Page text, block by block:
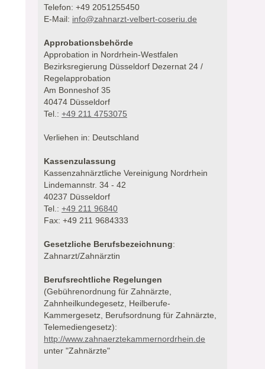
Telefon: +49 2051255450
E-Mail: info@zahnarzt-velbert-coseriu.de
Approbationsbehörde
Approbation in Nordrhein-Westfalen
Bezirksregierung Düsseldorf Dezernat 24 /
Regelapprobation
Am Bonneshof 35
40474 Düsseldorf
Tel.: +49 211 4753075
Verliehen in: Deutschland
Kassenzulassung
Kassenzahnärztliche Vereinigung Nordrhein
Lindemannstr. 34 - 42
40237 Düsseldorf
Tel.: +49 211 96840
Fax: +49 211 9684333
Gesetzliche Berufsbezeichnung:
Zahnarzt/Zahnärztin
Berufsrechtliche Regelungen
(Gebührenordnung für Zahnärzte,
Zahnheilkundegesetz, Heilberufe-
Kammergesetz, Berufsordnung für Zahnärzte,
Telemediengesetz):
http://www.zahnaerztekammernordrhein.de
unter "Zahnärzte"